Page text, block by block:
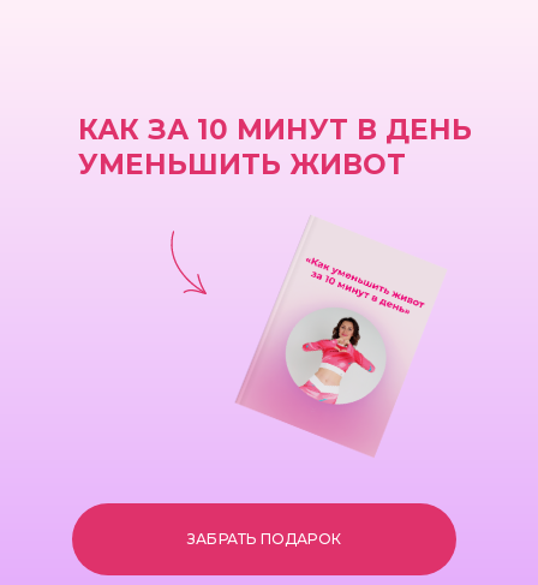
КАК ЗА 10 МИНУТ В ДЕНЬ
УМЕНЬШИТЬ ЖИВОТ
ЗАБРАТЬ ПОДАРОК